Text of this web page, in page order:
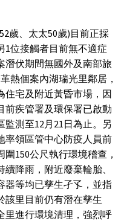
52歲、太太50歲)目前正採
1位接觸者目前無不適症
潛伏期間無國外及南部旅
熱個案內湖瑞光里鄰居，
住宅及附近黃昏市場，因
前疾管署及環保署已啟動
監測至12月 21日為止。另
率領區管中心防疫人員前
圍150公尺執行環境稽查，
降雨，附近廢棄輪胎、
器等均已孳生孑孓，並指
該里目前仍有潛在孳生
里進行環境清理，強烈呼